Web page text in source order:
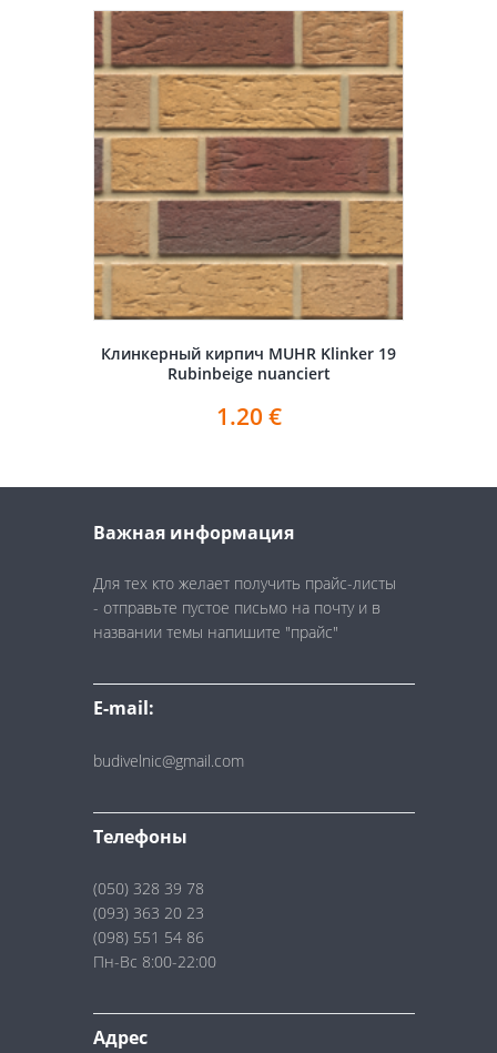
Клинкерный кирпич MUHR Klinker 19
Rubinbeige nuanciert
1.20 €
Важная информация
Для тех кто желает получить прайс-листы
- отправьте пустое письмо на почту и в
названии темы напишите "прайс"
E-mail:
budivelnic@gmail.com
Телефоны
(050) 328 39 78
(093) 363 20 23
(098) 551 54 86
Пн-Вс 8:00-22:00
Адрес